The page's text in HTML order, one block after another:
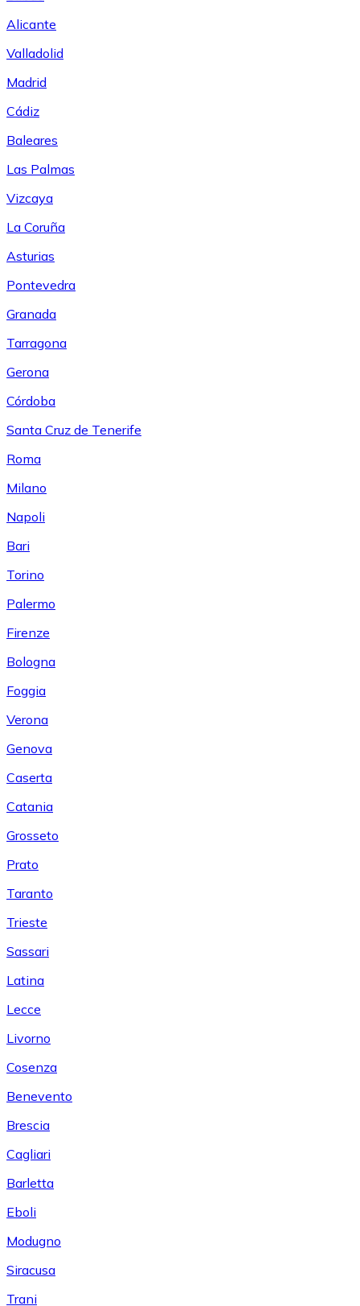
Alicante
Valladolid
Madrid
Cádiz
Baleares
Las Palmas
Vizcaya
La Coruña
Asturias
Pontevedra
Granada
Tarragona
Gerona
Córdoba
Santa Cruz de Tenerife
Roma
Milano
Napoli
Bari
Torino
Palermo
Firenze
Bologna
Foggia
Verona
Genova
Caserta
Catania
Grosseto
Prato
Taranto
Trieste
Sassari
Latina
Lecce
Livorno
Cosenza
Benevento
Brescia
Cagliari
Barletta
Eboli
Modugno
Siracusa
Trani